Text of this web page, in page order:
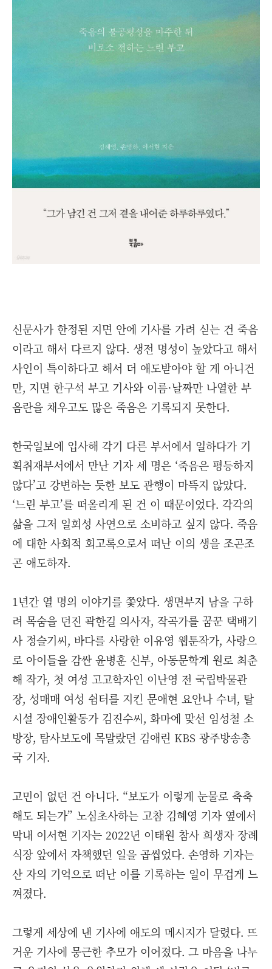
신문사가 한정된 지면 안에 기사를 가려 싣는 건 죽음
이라고 해서 다르지 않다. 생전 명성이 높았다고 해서
사인이 특이하다고 해서 더 애도받아야 할 게 아니건
만, 지면 한구석 부고 기사와 이름·날짜만 나열한 부
음란을 채우고도 많은 죽음은 기록되지 못한다.
한국일보에 입사해 각기 다른 부서에서 일하다가 기
획취재부서에서 만난 기자 세 명은 ‘죽음은 평등하지
않다’고 강변하는 듯한 보도 관행이 마뜩지 않았다.
‘느린 부고’를 떠올리게 된 건 이 때문이었다. 각각의
삶을 그저 일회성 사연으로 소비하고 싶지 않다. 죽음
에 대한 사회적 회고록으로서 떠난 이의 생을 조곤조
곤 애도하자.
1년간 열 명의 이야기를 쫓았다. 생면부지 남을 구하
려 목숨을 던진 곽한길 의사자, 작곡가를 꿈꾼 택배기
사 정슬기씨, 바다를 사랑한 이유영 웹툰작가, 사랑으
로 아이들을 감싼 윤병훈 신부, 아동문학계 원로 최춘
해 작가, 첫 여성 고고학자인 이난영 전 국립박물관
장, 성매매 여성 쉼터를 지킨 문애현 요안나 수녀, 탈
시설 장애인활동가 김진수씨, 화마에 맞선 임성철 소
방장, 탐사보도에 목말랐던 김애린 KBS 광주방송총
국 기자.
고민이 없던 건 아니다. “보도가 이렇게 눈물로 축축
해도 되는가” 노심초사하는 고참 김혜영 기자 옆에서
막내 이서현 기자는 2022년 이태원 참사 희생자 장례
식장 앞에서 자책했던 일을 곱씹었다. 손영하 기자는
산 자의 기억으로 떠난 이를 기록하는 일이 무겁게 느
껴졌다.
그렇게 세상에 낸 기사에 애도의 메시지가 달렸다. 뜨
거운 기사에 뭉근한 추모가 이어졌다. 그 마음을 나누